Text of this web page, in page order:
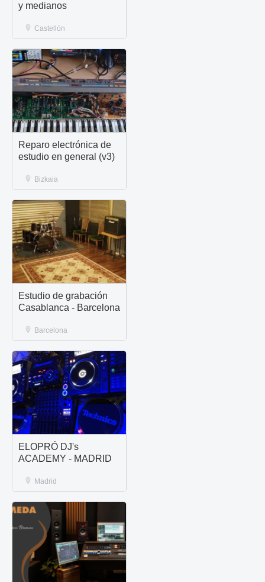
y medianos
Castellón
Reparo electrónica de
estudio en general (v3)
Bizkaia
Estudio de grabación
Casablanca - Barcelona
Barcelona
ELOPRÓ DJ's
ACADEMY - MADRID
Madrid